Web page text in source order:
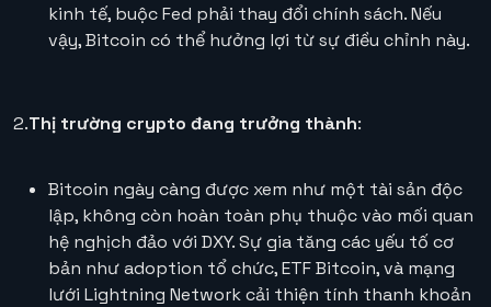
kinh tế, buộc Fed phải thay đổi chính sách. Nếu
vậy, Bitcoin có thể hưởng lợi từ sự điều chỉnh này.
2.Thị trường crypto đang trưởng thành:
Bitcoin ngày càng được xem như một tài sản độc
lập, không còn hoàn toàn phụ thuộc vào mối quan
hệ nghịch đảo với DXY. Sự gia tăng các yếu tố cơ
bản như adoption tổ chức, ETF Bitcoin, và mạng
lưới Lightning Network cải thiện tính thanh khoản